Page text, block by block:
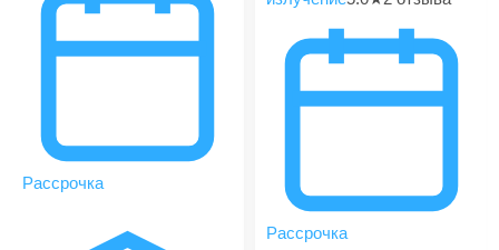
Рассрочка
Рассрочка